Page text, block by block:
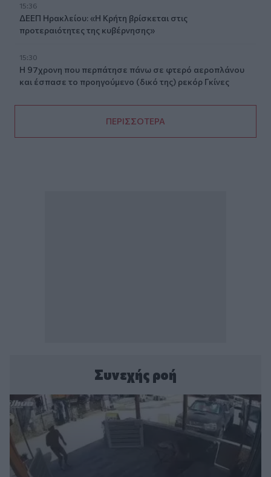
15:36
ΔΕΕΠ Ηρακλείου: «Η Κρήτη βρίσκεται στις
προτεραιότητες της κυβέρνησης»
15:30
Η 97χρονη που περπάτησε πάνω σε φτερό αεροπλάνου
και έσπασε το προηγούμενο (δικό της) ρεκόρ Γκίνες
ΠΕΡΙΣΣΟΤΕΡΑ
Συνεχής ροή